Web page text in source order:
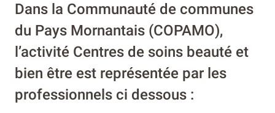
Dans la Communauté de communes
du Pays Mornantais (COPAMO),
l’activité Centres de soins beauté et
bien être est représentée par les
professionnels ci dessous :